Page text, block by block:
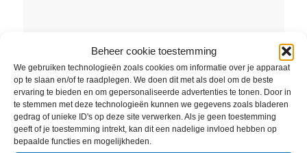
Beheer cookie toestemming
We gebruiken technologieën zoals cookies om informatie over je apparaat
op te slaan en/of te raadplegen. We doen dit met als doel om de beste
ervaring te bieden en om gepersonaliseerde advertenties te tonen. Door in
te stemmen met deze technologieën kunnen we gegevens zoals bladeren
gedrag of unieke ID's op deze site verwerken. Als je geen toestemming
geeft of je toestemming intrekt, kan dit een nadelige invloed hebben op
bepaalde functies en mogelijkheden.